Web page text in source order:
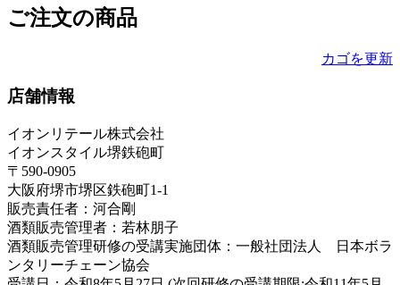
ご注文の商品
カゴを更新
店舗情報
イオンリテール株式会社
イオンスタイル堺鉄砲町
〒590-0905
大阪府堺市堺区鉄砲町1-1
販売責任者：河合剛
酒類販売管理者：若林朋子
酒類販売管理研修の受講実施団体：一般社団法人 日本ボラ
ンタリーチェーン協会